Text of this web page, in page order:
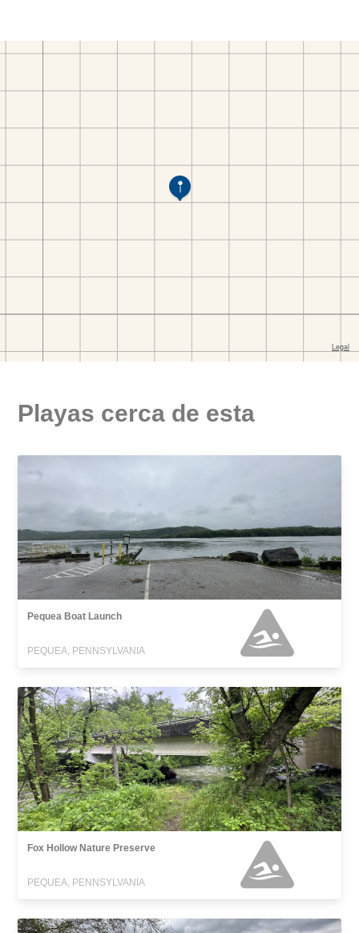
Playas cerca de esta
Pequea Boat Launch
PEQUEA, PENNSYLVANIA
Fox Hollow Nature Preserve
PEQUEA, PENNSYLVANIA